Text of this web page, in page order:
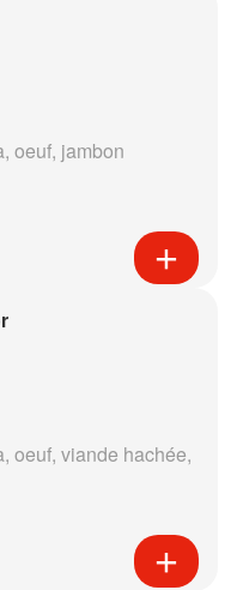
oeuf, jambon
oeuf, viande hachée,